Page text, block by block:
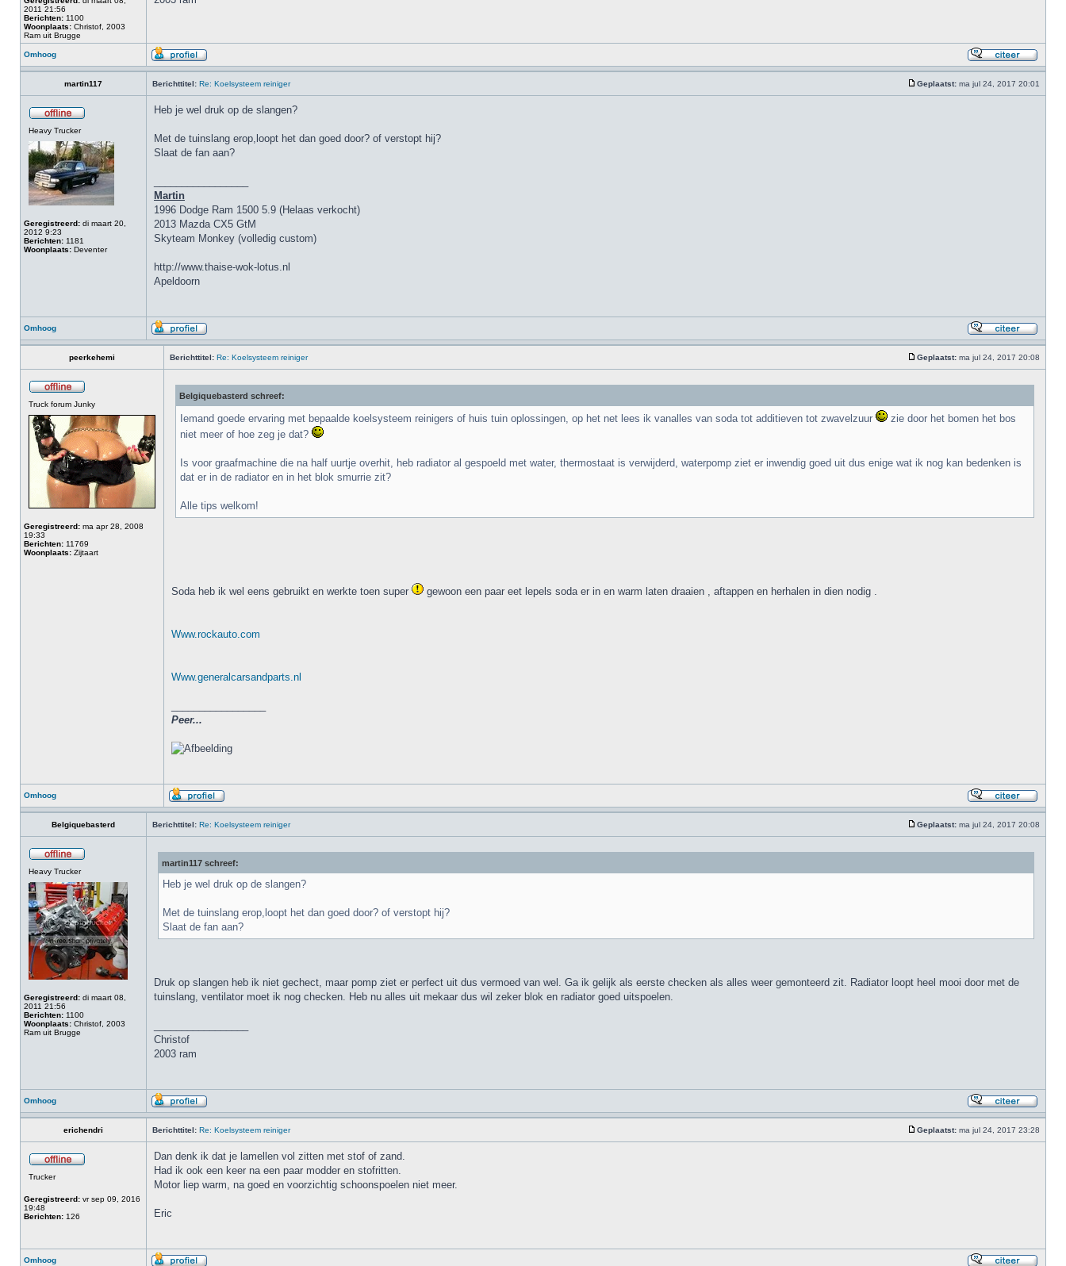
2011 21:56
Berichten: 1100
Woonplaats: Christof, 2003
Ram uit Brugge
Omhoog
martin117 Berichttitel: Re: Koelsysteem reiniger Geplaatst: ma jul 24, 2017 20:01
Heavy Trucker
Geregistreerd: di maart 20,
2012 9:23
Berichten: 1181
Woonplaats: Deventer
Heb je wel druk op de slangen?
Met de tuinslang erop,loopt het dan goed door? of verstopt hij?
Slaat de fan aan?
Martin
1996 Dodge Ram 1500 5.9 (Helaas verkocht)
2013 Mazda CX5 GtM
Skyteam Monkey (volledig custom)
http://www.thaise-wok-lotus.nl
Apeldoorn
Omhoog
peerkehemi Berichttitel: Re: Koelsysteem reiniger Geplaatst: ma jul 24, 2017 20:08
Truck forum Junky
Geregistreerd: ma apr 28, 2008
19:33
Berichten: 11769
Woonplaats: Zijtaart
Belgiquebasterd schreef:
Iemand goede ervaring met bepaalde koelsysteem reinigers of huis tuin oplossingen, op het net lees ik vanalles van soda tot additieven tot zwavelzuur
zie door het bomen het bos
niet meer of hoe zeg je dat?
Is voor graafmachine die na half uurtje overhit, heb radiator al gespoeld met water, thermostaat is verwijderd, waterpomp ziet er inwendig goed uit dus enige wat ik nog kan bedenken is
dat er in de radiator en in het blok smurrie zit?
Alle tips welkom!
Soda heb ik wel eens gebruikt en werkte toen super gewoon een paar eet lepels soda er in en warm laten draaien , aftappen en herhalen in dien nodig .
Www.rockauto.com
Www.generalcarsandparts.nl
Peer...
Omhoog
Belgiquebasterd Berichttitel: Re: Koelsysteem reiniger Geplaatst: ma jul 24, 2017 20:08
Heavy Trucker
Geregistreerd: di maart 08,
2011 21:56
Berichten: 1100
Woonplaats: Christof, 2003
Ram uit Brugge
martin117 schreef:
Heb je wel druk op de slangen?
Met de tuinslang erop,loopt het dan goed door? of verstopt hij?
Slaat de fan aan?
Druk op slangen heb ik niet gechect, maar pomp ziet er perfect uit dus vermoed van wel. Ga ik gelijk als eerste checken als alles weer gemonteerd zit. Radiator loopt heel mooi door met de
tuinslang, ventilator moet ik nog checken. Heb nu alles uit mekaar dus wil zeker blok en radiator goed uitspoelen.
Christof
2003 ram
Omhoog
erichendri Berichttitel: Re: Koelsysteem reiniger Geplaatst: ma jul 24, 2017 23:28
Trucker
Geregistreerd: vr sep 09, 2016
19:48
Berichten: 126
Dan denk ik dat je lamellen vol zitten met stof of zand.
Had ik ook een keer na een paar modder en stofritten.
Motor liep warm, na goed en voorzichtig schoonspoelen niet meer.
Eric
Omhoog